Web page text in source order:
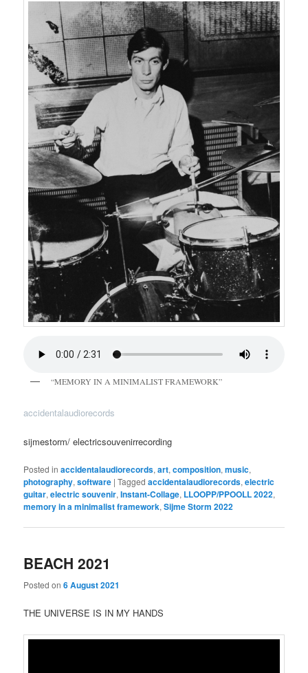
“MEMORY IN A MINIMALIST FRAMEWORK”
accidentalaudiorecords
sijmestorm/ electricsouvenirrecording
Posted in accidentalaudiorecords,art,composition,music,
photography,software |Tagged accidentalaudiorecords,electric
guitar,electric souvenir,Instant-Collage, LLOOPP/PPOOLL 2022,
memory in a minimalist framework,Sijme Storm 2022
BEACH 2021
Posted on6 August 2021
THE UNIVERSE IS IN MY HANDS